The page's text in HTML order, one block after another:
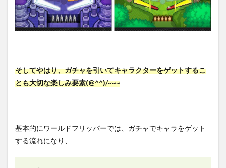
そしてやはり、ガチャを引いてキャラクターをゲットするこ
とも大切な楽しみ要素(@^^)/~~~
基本的にワールドフリッパーでは、ガチャでキャラをゲット
する流れになり、